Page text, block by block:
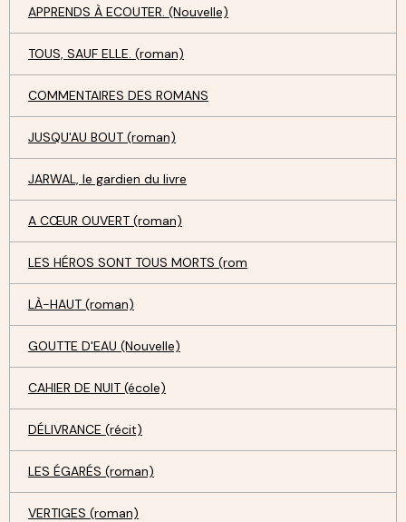
APPRENDS À ECOUTER. (Nouvelle)
TOUS, SAUF ELLE. (roman)
COMMENTAIRES DES ROMANS
JUSQU'AU BOUT (roman)
JARWAL, le gardien du livre
A CŒUR OUVERT (roman)
LES HÉROS SONT TOUS MORTS (rom
LÀ-HAUT (roman)
GOUTTE D'EAU (Nouvelle)
CAHIER DE NUIT (école)
DÉLIVRANCE (récit)
LES ÉGARÉS (roman)
VERTIGES (roman)